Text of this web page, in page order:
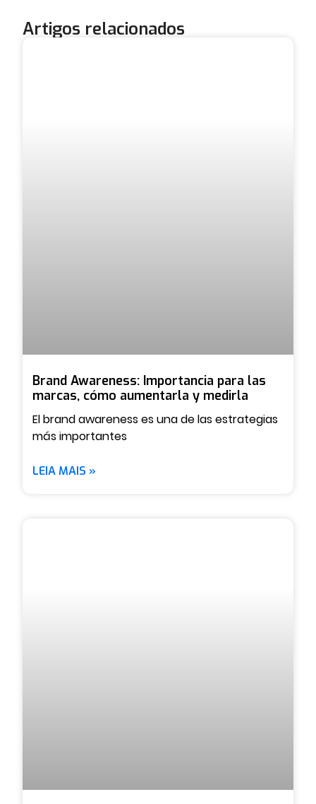
Artigos relacionados
Brand Awareness: Importancia para las
marcas, cómo aumentarla y medirla
El brand awareness es una de las estrategias
más importantes
LEIA MAIS »